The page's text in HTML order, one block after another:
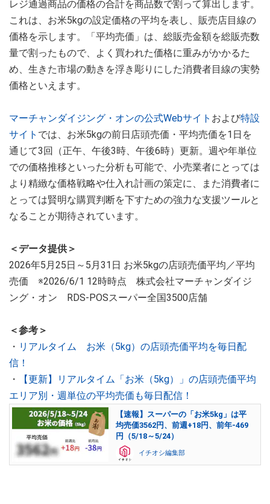
レジ通過商品の価格の合計を商品数で割って算出します。
これは、お米5kgの設定価格の平均を表し、販売店目線の
価格を示します。「平均売価」は、総販売金額を総販売数
量で割ったもので、よく買われた価格に重みがかかるた
め、生きた市場の動きを浮き彫りにした消費者目線の実勢
価格といえます。
マーチャンダイジング・オンの公式Webサイト および特設
サイト では、お米5kgの前日店頭売価・平均売価を1日を
通じて3回（正午、午後3時、午後6時）更新。週や年単位
での価格推移といった分析も可能で、小売業者にとっては
より精緻な価格戦略や仕入れ計画の策定に、また消費者に
とっては賢明な購買判断を下すための強力な支援ツールと
なることが期待されています。
＜データ提供＞
2026年5月25日～5月31日 お米5kgの店頭売価平均／平均
売価 ※2026/6/1 12時時点 株式会社マーチャンダイジ
ング・オン RDS-POSスーパー全国3500店舗
＜参考＞
・ リアルタイム お米（5kg）の店頭売価平均を毎日配
信！
・
【更新】リアルタイム「お米（5kg）」の店頭売価平均
エリア別・週単位の平均売価も毎日配信！
【速報】スーパーの「お米5kg」は平
均売価3562円、前週+18円、前年-469
円（5/18～5/24）
イチオシ編集部